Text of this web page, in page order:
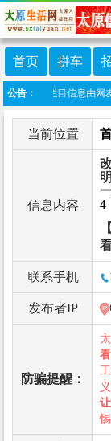
首页 拼车
公告：
明：本栏目信息由网友
当前位置
信息内容
4
联系手机
发布者IP
防骗提醒：